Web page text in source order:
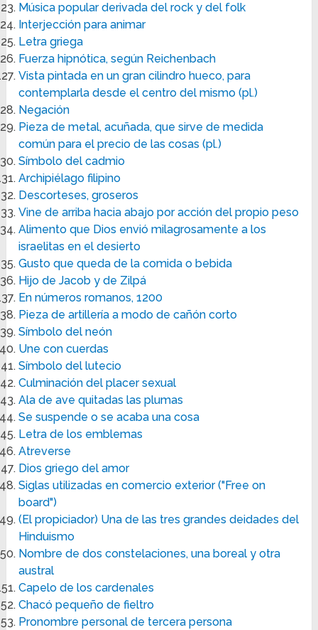
Música popular derivada del rock y del folk
Interjección para animar
Letra griega
Fuerza hipnótica, según Reichenbach
Vista pintada en un gran cilindro hueco, para
contemplarla desde el centro del mismo (pl.)
Negación
Pieza de metal, acuñada, que sirve de medida
común para el precio de las cosas (pl.)
Símbolo del cadmio
Archipiélago filipino
Descorteses, groseros
Vine de arriba hacia abajo por acción del propio peso
Alimento que Dios envió milagrosamente a los
israelitas en el desierto
Gusto que queda de la comida o bebida
Hijo de Jacob y de Zilpá
En números romanos, 1200
Pieza de artillería a modo de cañón corto
Símbolo del neón
Une con cuerdas
Símbolo del lutecio
Culminación del placer sexual
Ala de ave quitadas las plumas
Se suspende o se acaba una cosa
Letra de los emblemas
Atreverse
Dios griego del amor
Siglas utilizadas en comercio exterior ("Free on
board")
(El propiciador) Una de las tres grandes deidades del
Hinduismo
Nombre de dos constelaciones, una boreal y otra
austral
Capelo de los cardenales
Chacó pequeño de fieltro
Pronombre personal de tercera persona